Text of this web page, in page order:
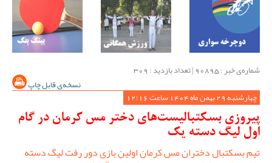
شماره‌ی خبر : ‌90895 | تعداد بازدید : 309
نسخه‌ی قابل چاپ
چهارشنبه 29 بهمن ماه 1404 ساعت 12:16
پیروزی بسکتبالیست‌های دختر مس کرمان در گام
اول لیگ دسته یک
تیم بسکتبال دختران مس کرمان اولین بازی دور رفت لیگ دسته